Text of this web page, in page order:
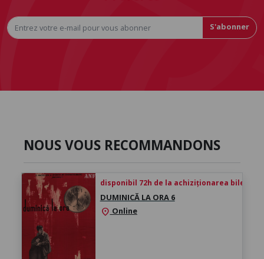
S'abonner
NOUS VOUS RECOMMANDONS
disponibil 72h de la achiziționarea biletului
DUMINICĂ LA ORA 6
location_on Online